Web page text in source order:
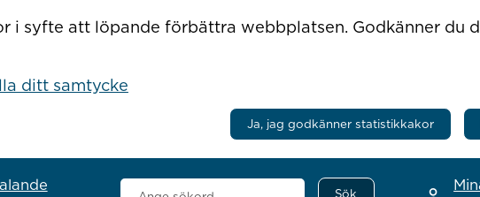
i syfte att löpande förbättra webbplatsen. Godkänner du
ditt samtycke
Ja, jag godkänner statistikkakor
Sök